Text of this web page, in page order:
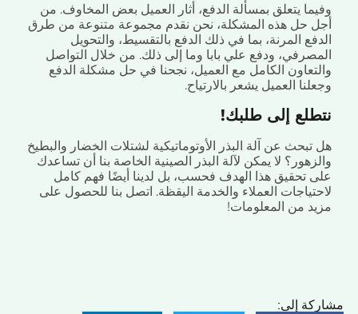
يتعلق بمسألة الدفع، أثار العميل بعض المخاوف. من
حل هذه المشكلة، نحن نقدم مجموعة متنوعة من طرق
المرنة، بما في ذلك الدفع بالتقسيط، والتحويل
ودفع علي بابا وما إلى ذلك. من خلال التواصل
الكامل مع العميل، نجحنا في حل مشكلة الدفع
العميل يشعر بالارتياح.
إلى طلبك!
عن آلة البذر الأوتوماتيكية لشتلات الخضار والبطيخ
لا يمكن لآلة البذر الصينية الخاصة بنا أن تساعدك
تحقيق هذا الهدف فحسب، بل لدينا أيضًا فهم كامل
العملاء والخدمة اليقظة. اتصل بنا للحصول على
من المعلومات!
إلى: